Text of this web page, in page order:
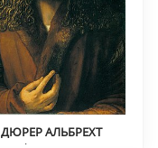
ДЮРЕР АЛЬБРЕХТ